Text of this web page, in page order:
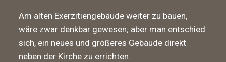
Am alten Exerzitiengebäude weiter zu bauen,
wäre zwar denkbar gewesen; aber man entschied
sich, ein neues und größeres Gebäude direkt
neben der Kirche zu errichten.